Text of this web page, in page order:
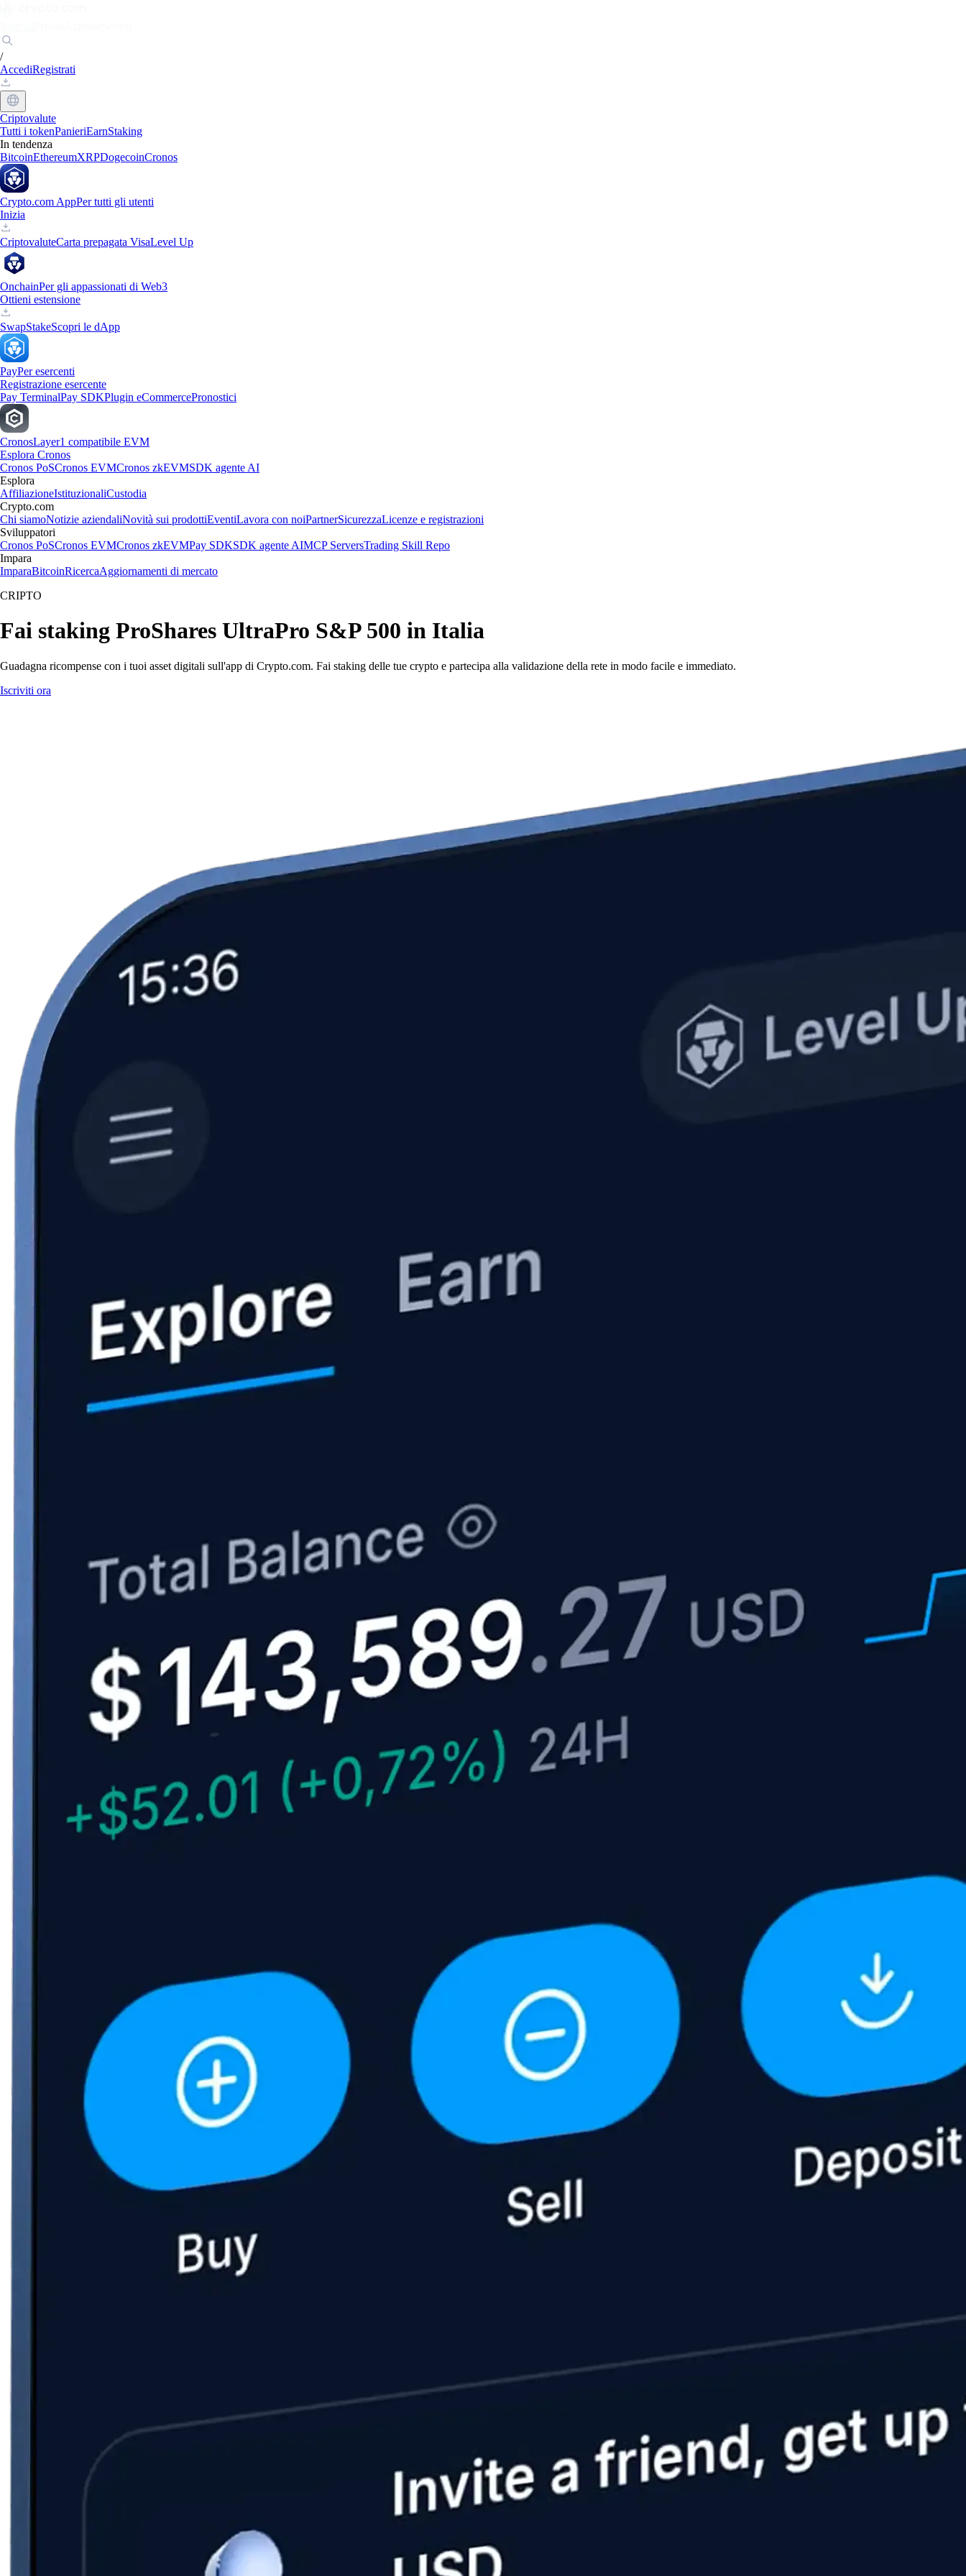
/
AccediRegistrati
Criptovalute
Tutti i tokenPanieriEarnStaking
In tendenza
BitcoinEthereumXRPDogecoinCronos
Crypto.com AppPer tutti gli utenti
Inizia
CriptovaluteCarta prepagata VisaLevel Up
OnchainPer gli appassionati di Web3
Ottieni estensione
SwapStakeScopri le dApp
PayPer esercenti
Registrazione esercente
Pay TerminalPay SDKPlugin eCommercePronostici
CronosLayer1 compatibile EVM
Esplora Cronos
Cronos PoSCronos EVMCronos zkEVMSDK agente AI
Esplora
AffiliazioneIstituzionaliCustodia
Crypto.com
Chi siamoNotizie aziendaliNovità sui prodottiEventiLavora con noiPartnerSicurezzaLicenze e registrazioni
Sviluppatori
Cronos PoSCronos EVMCronos zkEVMPay SDKSDK agente AIMCP ServersTrading Skill Repo
Impara
ImparaBitcoinRicercaAggiornamenti di mercato
CRIPTO
Fai staking ProShares UltraPro S&P 500 in Italia
Guadagna ricompense con i tuoi asset digitali sull'app di Crypto.com. Fai staking delle tue crypto e partecipa alla validazione della rete in modo facile e immediato.
Iscriviti ora